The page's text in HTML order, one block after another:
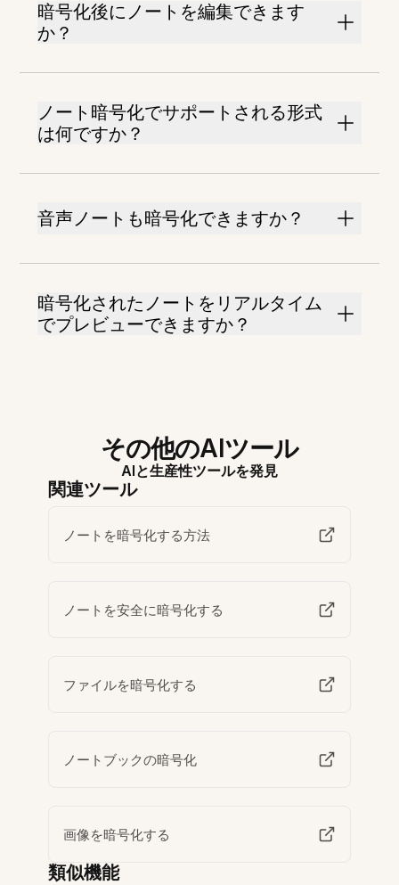
暗号化後にノートを編集できます
か？
ノート暗号化でサポートされる形式
は何ですか？
音声ノートも暗号化できますか？
暗号化されたノートをリアルタイム
でプレビューできますか？
その他のAIツール
AIと生産性ツールを発見
関連ツール
ノートを暗号化する方法
ノートを安全に暗号化する
ファイルを暗号化する
ノートブックの暗号化
画像を暗号化する
類似機能